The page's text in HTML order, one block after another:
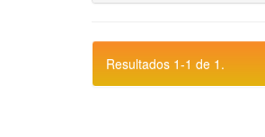
Resultados 1-1 de 1.